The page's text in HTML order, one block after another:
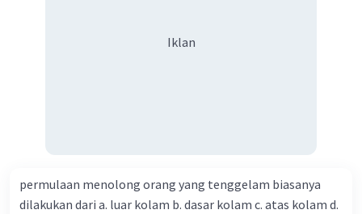
Iklan
permulaan menolong orang yang tenggelam biasanya
dilakukan dari a. luar kolam b. dasar kolam c. atas kolam d.